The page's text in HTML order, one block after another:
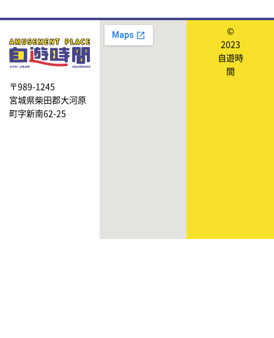
〒989-1245
宮城県柴田郡大河原
町字新南62-25
©
2023
自遊時
間